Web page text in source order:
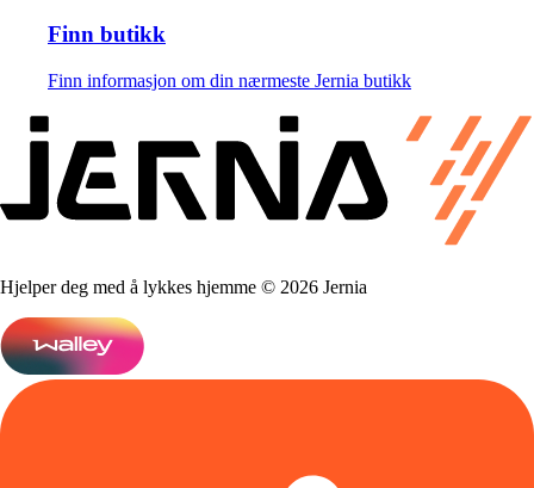
Finn butikk
Finn informasjon om din nærmeste Jernia butikk
Hjelper deg med å lykkes hjemme © 2026 Jernia